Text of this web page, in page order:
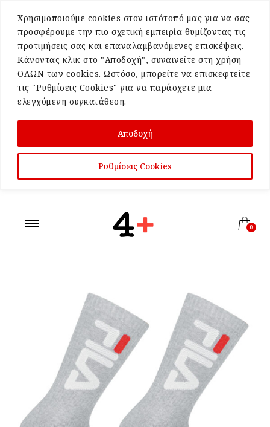
Χρησιμοποιούμε cookies στον ιστότοπό μας για να σας
προσφέρουμε την πιο σχετική εμπειρία θυμίζοντας τις
προτιμήσεις σας και επαναλαμβανόμενες επισκέψεις.
Κάνοντας κλικ στο "Αποδοχή", συναινείτε στη χρήση
ΟΛΩΝ των cookies. Ωστόσο, μπορείτε να επισκεφτείτε
τις "Ρυθμίσεις Cookies" για να παράσχετε μια
ελεγχόμενη συγκατάθεση.
Ρυθμίσεις Cookies
Αποδοχή
0